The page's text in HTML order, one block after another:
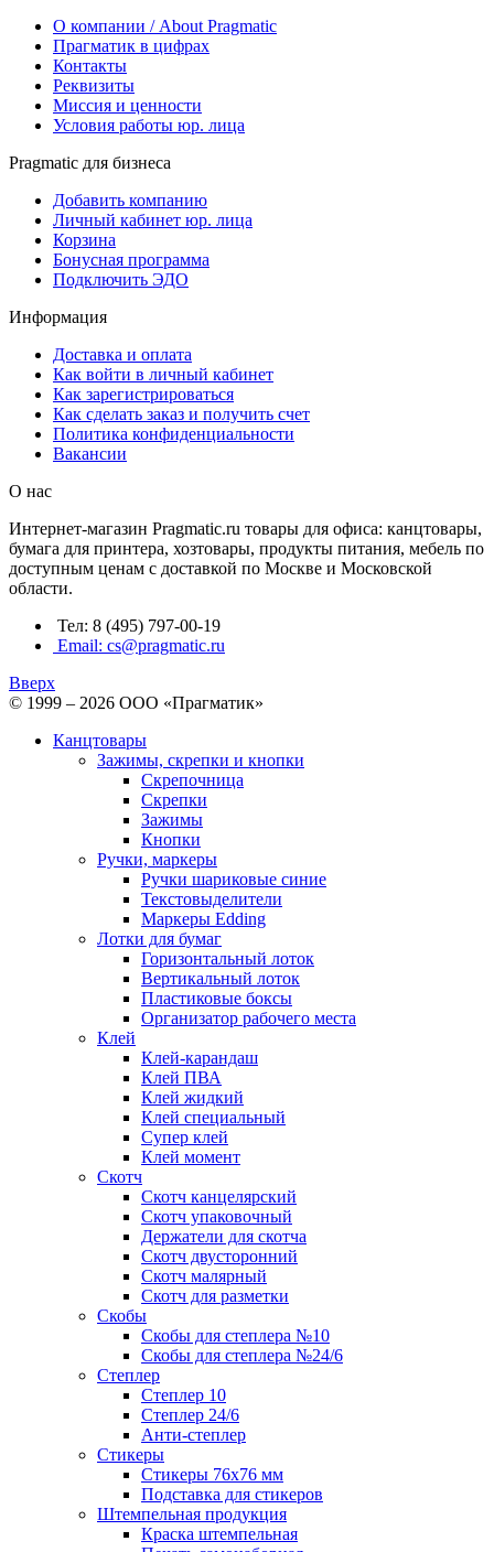
О компании / About Pragmatic
Прагматик в цифрах
Контакты
Реквизиты
Миссия и ценности
Условия работы юр. лица
Pragmatic для бизнеса
Добавить компанию
Личный кабинет юр. лица
Корзина
Бонусная программа
Подключить ЭДО
Информация
Доставка и оплата
Как войти в личный кабинет
Как зарегистрироваться
Как сделать заказ и получить счет
Политика конфиденциальности
Вакансии
О нас
Интернет-магазин Pragmatic.ru товары для офиса: канцтовары,
бумага для принтера, хозтовары, продукты питания, мебель по
доступным ценам с доставкой по Москве и Московской
области.
Тел: 8 (495) 797-00-19
Email: cs@pragmatic.ru
Вверх
© 1999 – 2026 ООО «Прагматик»
Канцтовары
Зажимы, скрепки и кнопки
Скрепочница
Скрепки
Зажимы
Кнопки
Ручки, маркеры
Ручки шариковые синие
Текстовыделители
Маркеры Edding
Лотки для бумаг
Горизонтальный лоток
Вертикальный лоток
Пластиковые боксы
Организатор рабочего места
Клей
Клей-карандаш
Клей ПВА
Клей жидкий
Клей специальный
Супер клей
Клей момент
Скотч
Скотч канцелярский
Скотч упаковочный
Держатели для скотча
Скотч двусторонний
Скотч малярный
Скотч для разметки
Скобы
Скобы для степлера №10
Скобы для степлера №24/6
Степлер
Степлер 10
Степлер 24/6
Анти-степлер
Стикеры
Стикеры 76x76 мм
Подставка для стикеров
Штемпельная продукция
Краска штемпельная